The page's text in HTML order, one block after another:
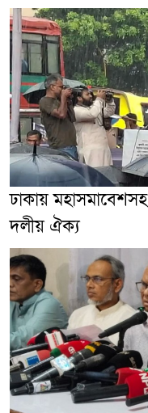
ঢাকায়
দলীয় ঐক্য